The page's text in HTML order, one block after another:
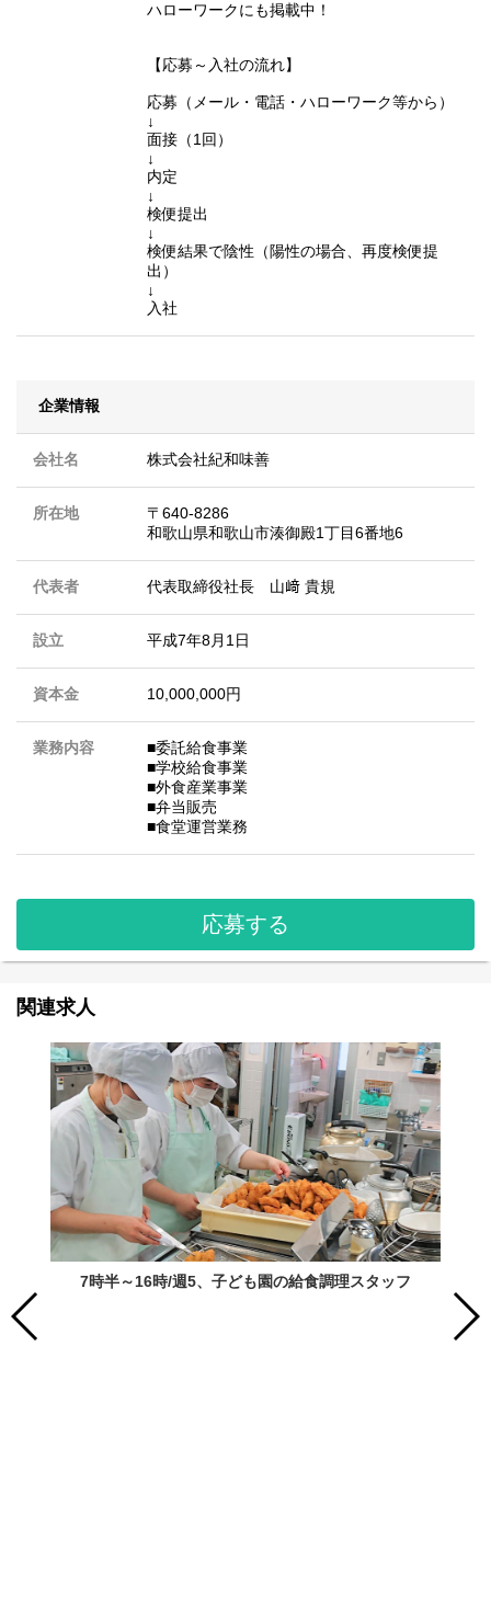
ハローワークにも掲載中！
【応募～入社の流れ】
応募（メール・電話・ハローワーク等から）
↓
面接（1回）
↓
内定
↓
検便提出
↓
検便結果で陰性（陽性の場合、再度検便提
出）
↓
入社
企業情報
会社名 株式会社紀和味善
所在地
〒640-8286
和歌山県和歌山市湊御殿1丁目6番地6
代表者 代表取締役社長 山﨑 貴規
設立 平成7年8月1日
資本金 10,000,000円
業務内容
■委託給食事業
■学校給食事業
■外食産業事業
■弁当販売
■食堂運営業務
応募する
関連求人
7時半～16時/週5、子ども園の給食調理スタッフ